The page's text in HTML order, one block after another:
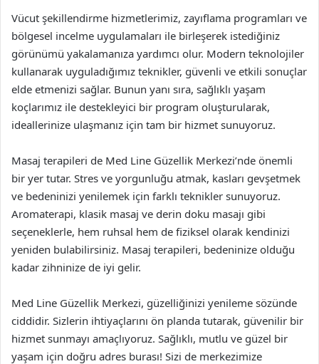
Vücut şekillendirme hizmetlerimiz, zayıflama programları ve
bölgesel incelme uygulamaları ile birleşerek istediğiniz
görünümü yakalamanıza yardımcı olur. Modern teknolojiler
kullanarak uyguladığımız teknikler, güvenli ve etkili sonuçlar
elde etmenizi sağlar. Bunun yanı sıra, sağlıklı yaşam
koçlarımız ile destekleyici bir program oluşturularak,
ideallerinize ulaşmanız için tam bir hizmet sunuyoruz.
Masaj terapileri de Med Line Güzellik Merkezi’nde önemli
bir yer tutar. Stres ve yorgunluğu atmak, kasları gevşetmek
ve bedeninizi yenilemek için farklı teknikler sunuyoruz.
Aromaterapi, klasik masaj ve derin doku masajı gibi
seçeneklerle, hem ruhsal hem de fiziksel olarak kendinizi
yeniden bulabilirsiniz. Masaj terapileri, bedeninize olduğu
kadar zihninize de iyi gelir.
Med Line Güzellik Merkezi, güzelliğinizi yenileme sözünde
ciddidir. Sizlerin ihtiyaçlarını ön planda tutarak, güvenilir bir
hizmet sunmayı amaçlıyoruz. Sağlıklı, mutlu ve güzel bir
yaşam için doğru adres burası! Sizi de merkezimize